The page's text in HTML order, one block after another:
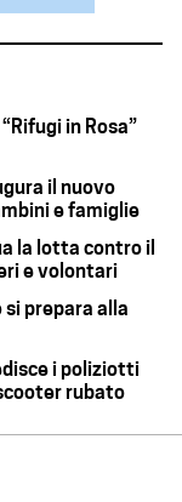
in Rosa”
il nuovo
e famiglie
la lotta contro il
e volontari
si prepara alla
i poliziotti
rubato